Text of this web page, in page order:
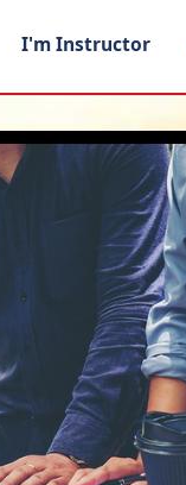
I'm Instructor